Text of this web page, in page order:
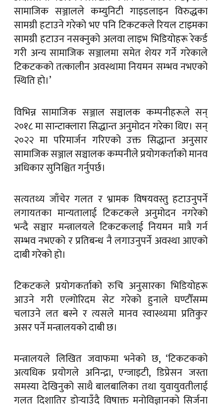
सामाजिक सञ्जालले कम्युनिटी गाइडलाइन विरुद्धका
सामग्री हटाउने गरेको भए पनि टिकटकले रियल टाइमका
सामग्री हटाउन नसक्नुको अलवा लाइभ भिडियोहरू रेकर्ड
गरी अन्य सामाजिक सञ्जालमा समेत शेयर गर्ने गरेकाले
टिकटकको तत्कालीन अवस्थामा नियमन सम्भव नभएको
स्थिति हो।’
विभिन्न सामाजिक सञ्जाल सञ्चालक कम्पनीहरूले सन्
२०१८ मा सान्टाक्लारा सिद्धान्त अनुमोदन गरेका थिए। सन्
२०२२ मा परिमार्जन गरिएको उक्त सिद्धान्त अनुसार
सामाजिक सञ्जाल सञ्चालक कम्पनीले प्रयोगकर्ताको मानव
अधिकार सुनिश्चित गर्नुपर्छ।
सत्यतथ्य जाँचेर गलत र भ्रामक विषयवस्तु हटाउनुपर्ने
लगायतका मान्यतालाई टिकटकले अनुमोदन नगरेको
भन्दै सञ्चार मन्त्रालयले टिकटकलाई नियमन मात्रै गर्न
सम्भव नभएको र प्रतिबन्ध नै लगाउनुपर्ने अवस्था आएको
दाबी गरेको हो।
टिकटकले प्रयोगकर्ताको रुचि अनुसारका भिडियोहरू
आउने गरी एल्गोरिदम सेट गरेको हुनाले घण्टौँसम्म
चलाउने लत बस्ने र त्यसले मानव स्वास्थ्यमा प्रतिकुर
असर पर्ने मन्त्रालयको दाबी छ।
मन्त्रालयले लिखित जवाफमा भनेको छ, ‘टिकटकको
अत्यधिक प्रयोगले अनिन्द्रा, एन्जाइटी, डिप्रेसन जस्ता
समस्या देखिनुको साथै बालबालिका तथा युवायुवतीलाई
गलत दिशातिर डोर्‍याउँदै विषाक्त मनोविज्ञानको सिर्जना